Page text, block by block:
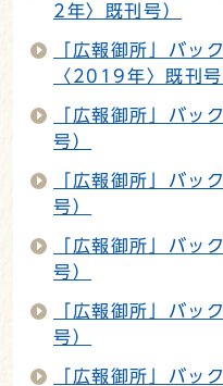
2年〉既刊号）
「広報御所」バッ
〈2019年〉既刊号
「広報御所」バッ
号）
「広報御所」バッ
号）
「広報御所」バッ
号）
「広報御所」バッ
号）
「広報御所」バッ